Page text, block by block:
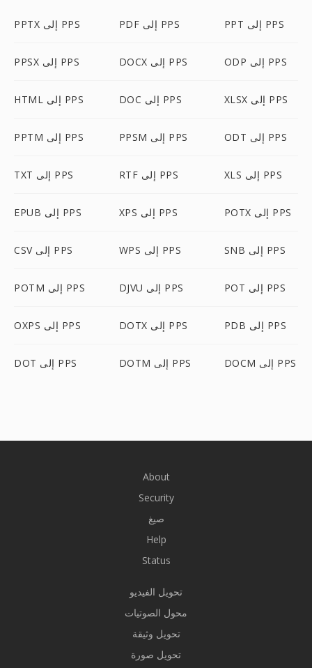
PPTX إلى PPS PDF إلى PPS PPT إلى PPS
PPSX إلى PPS DOCX إلى PPS ODP إلى PPS
HTML إلى PPS DOC إلى PPS XLSX إلى PPS
PPTM إلى PPS PPSM إلى PPS ODT إلى PPS
TXT إلى PPS RTF إلى PPS XLS إلى PPS
EPUB إلى PPS XPS إلى PPS POTX إلى PPS
CSV إلى PPS WPS إلى PPS SNB إلى PPS
POTM إلى PPS DJVU إلى PPS POT إلى PPS
OXPS إلى PPS DOTX إلى PPS PDB إلى PPS
DOT إلى PPS DOTM إلى PPS DOCM إلى PPS
About
Security
صيغ
Help
Status
تحويل الفيديو
محول الصوتيات
تحويل وثيقة
تحويل صورة